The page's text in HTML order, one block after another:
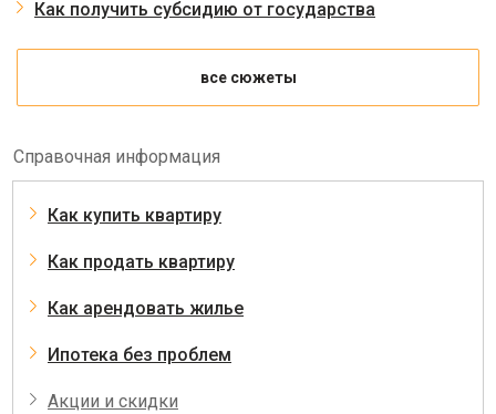
Как получить субсидию от государства
все сюжеты
Справочная информация
Как купить квартиру
Как продать квартиру
Как арендовать жилье
Ипотека без проблем
Акции и скидки